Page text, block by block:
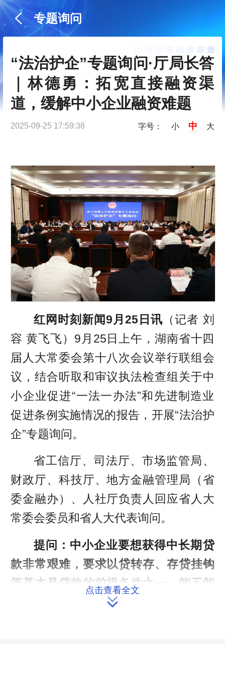
专题询问
“法治护企”专题询问·厅局长答
｜林德勇：拓宽直接融资渠
道，缓解中小企业融资难题
2025-09-25 17:59:38 字号： 小 中 大
红网时刻新闻9月25日讯 （记者 刘
容 黄飞飞）9月25日上午，湖南省十四
届人大常委会第十八次会议举行联组会
议，结合听取和审议执法检查组关于中
小企业促进“一法一办法”和先进制造业
促进条例实施情况的报告，开展“法治护
企”专题询问。
省工信厅、司法厅、市场监管局、
财政厅、科技厅、地方金融管理局（省
委金融办）、人社厅负责人回应省人大
常委会委员和省人大代表询问。
提问：中小企业要想获得中长期贷
款非常艰难，要求以贷转存、存贷挂钩
等基本是贷款的前提条件之一。能不能
对金融机构特别是工农中建交这些国有
点击查看全文
